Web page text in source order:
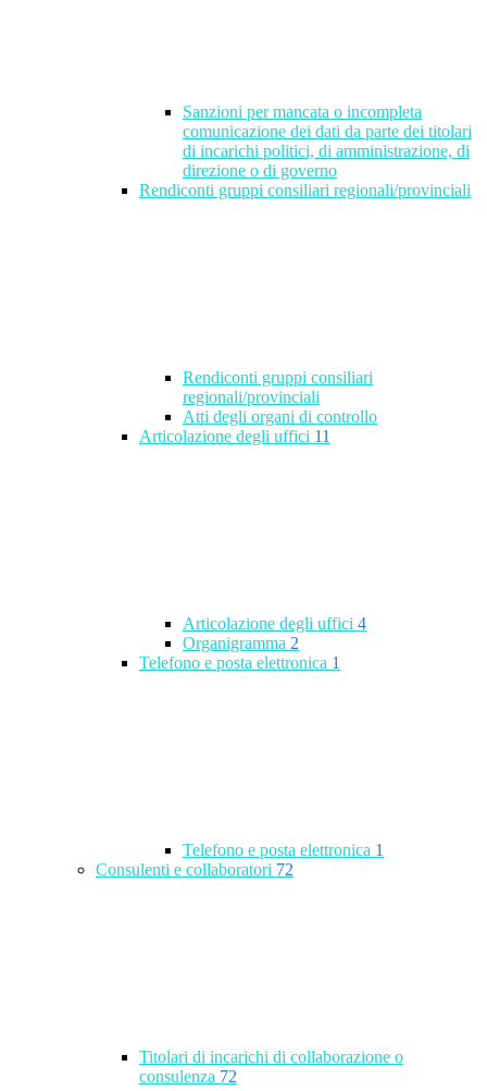
Sanzioni per mancata o incompleta
comunicazione dei dati da parte dei titolari
di incarichi politici, di amministrazione, di
direzione o di governo
Rendiconti gruppi consiliari regionali/provinciali
Rendiconti gruppi consiliari
regionali/provinciali
Atti degli organi di controllo
Articolazione degli uffici 11
Articolazione degli uffici 4
Organigramma 2
Telefono e posta elettronica 1
Telefono e posta elettronica 1
Consulenti e collaboratori 72
Titolari di incarichi di collaborazione o
consulenza 72